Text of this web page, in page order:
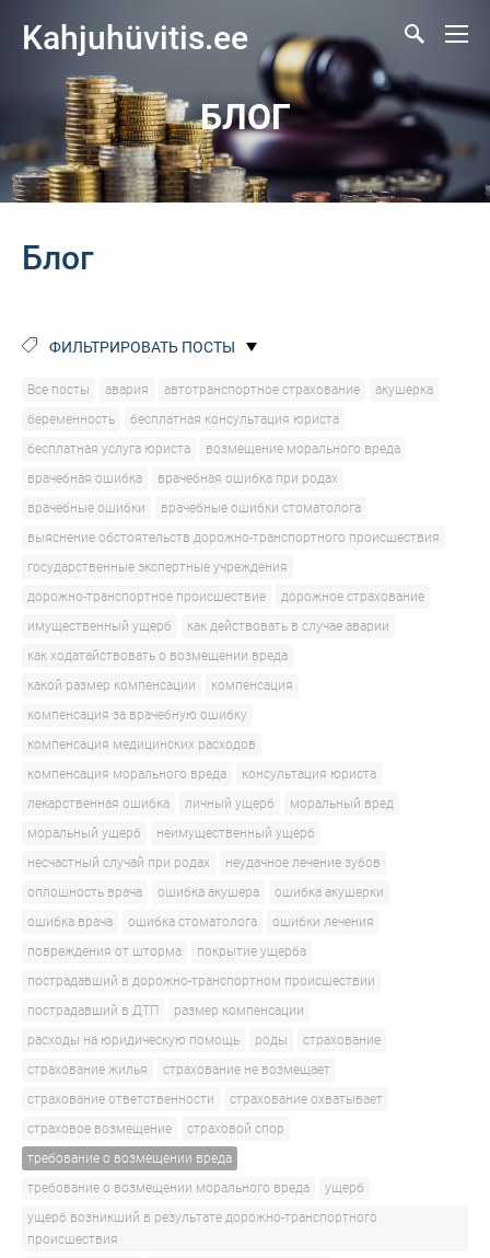
Kahjuhüvitis.ee
БЛОГ
Блог
ФИЛЬТРИРОВАТЬ ПОСТЫ
Все посты авария автотранспортное страхование
акушерка
беременность
бесплатная консультация юриста
бесплатная услуга юриста
возмещение морального вреда
врачебная ошибка
врачебная ошибка при родах
врачебные ошибки
врачебные ошибки стоматолога
выяснение обстоятельств дорожно-транспортного происшествия
государственные экспертные учреждения
дорожно-транспортное происшествие
дорожное страхование
имущественный ущерб
как действовать в случае аварии
как ходатайствовать о возмещении вреда
какой размер компенсации
компенсация
компенсация за врачебную ошибку
компенсация медицинских расходов
компенсация морального вреда
консультация юриста
лекарственная ошибка
личный ущерб
моральный вред
моральный ущерб
неимущественный ущерб
несчастный случай при родах
неудачное лечение зубов
оплошность врача
ошибка акушера
ошибка акушерки
ошибка врача
ошибка стоматолога
ошибки лечения
повреждения от шторма
покрытие ущерба
пострадавший в дорожно-транспортном происшествии
пострадавший в ДТП
размер компенсации
расходы на юридическую помощь
роды
страхование
страхование жилья
страхование не возмещает
страхование ответственности
страхование охватывает
страховое возмещение
страховой спор
требование о возмещении вреда
требование о возмещении морального вреда
ущерб
ущерб возникший в результате дорожно-транспортного
происшествия